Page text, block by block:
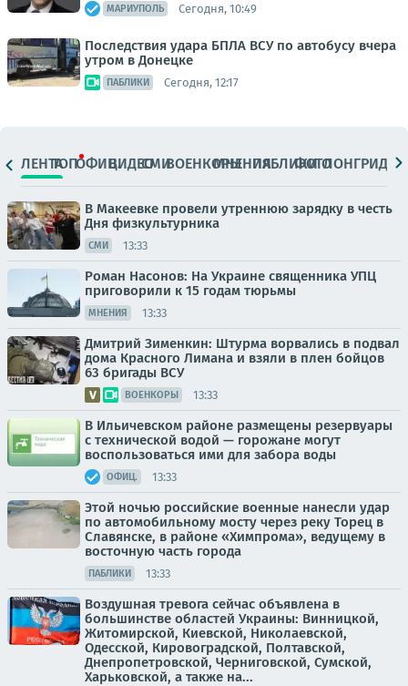
МАРИУПОЛЬ Сегодня, 10:49
Последствия удара БПЛА ВСУ по автобусу вчера
утром в Донецке
ПАБЛИКИ Сегодня, 12:17
ЛЕНТАТОПОФИЦ.ВИДЕОСМИВОЕНКОРЫМНЕНИЯПАБЛИКИ
ФОТОЛОНГРИДЫ
В Макеевке провели утреннюю зарядку в честь
Дня физкультурника
СМИ 13:33
Роман Насонов: На Украине священника УПЦ
приговорили к 15 годам тюрьмы
МНЕНИЯ 13:33
Дмитрий Зименкин: Штурма ворвались в подвал
дома Красного Лимана и взяли в плен бойцов
63 бригады ВСУ
ВОЕНКОРЫ 13:33
В Ильичевском районе размещены резервуары
с технической водой — горожане могут
воспользоваться ими для забора воды
ОФИЦ. 13:33
Этой ночью российские военные нанесли удар
по автомобильному мосту через реку Торец в
Славянске, в районе «Химпрома», ведущему в
восточную часть города
ПАБЛИКИ 13:33
Воздушная тревога сейчас объявлена в
большинстве областей Украины: Винницкой,
Житомирской, Киевской, Николаевской,
Одесской, Кировоградской, Полтавской,
Днепропетровской, Черниговской, Сумской,
Харьковской, а также на...